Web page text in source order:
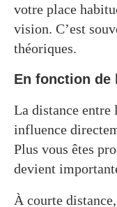
votre place
vision. C’est
théoriques.
En fonction de
La distance entre
influence
Plus vous êtes
devient
À courte